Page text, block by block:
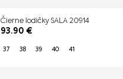
Čierne lodičky SALA 20914
93.90 €
37 38 39 40 41